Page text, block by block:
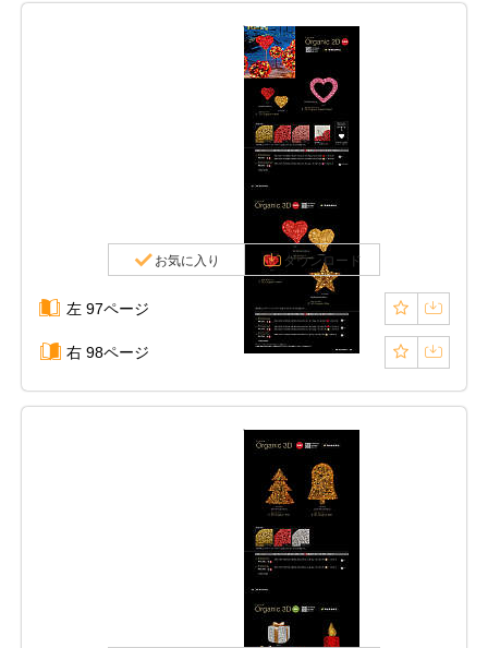
お気に入り ダウンロード
左 97ページ
右 98ページ